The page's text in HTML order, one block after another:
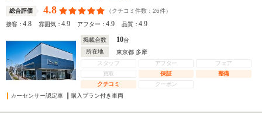
総合評価 4.8 （クチコミ件数： 26件）
接客：4.8 雰囲気：4.9 アフター：4.9 品質：4.9
掲載台数 10台
所在地
東京都 多摩
スタッフ
アフター
フェア
買取
保証
整備
クチコミ
クーポン
カーセンサー認定車
購入プラン付き車両